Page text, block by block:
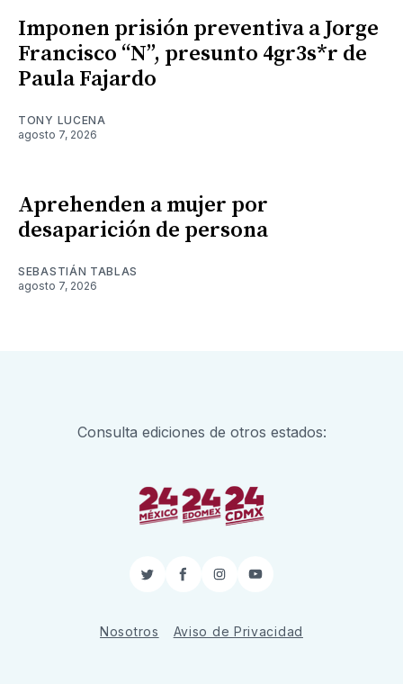
Imponen prisión preventiva a Jorge
Francisco “N”, presunto 4gr3s*r de
Paula Fajardo
TONY LUCENA
agosto 7, 2026
Aprehenden a mujer por
desaparición de persona
SEBASTIÁN TABLAS
agosto 7, 2026
Consulta ediciones de otros estados:
TwitterFacebook
InstagramYouTube
Nosotros Aviso de Privacidad